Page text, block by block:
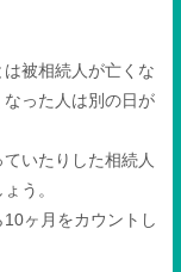
被相続人が亡くな
った人は別の日が
いたりした相続人
う。
10ヶ月をカウントし